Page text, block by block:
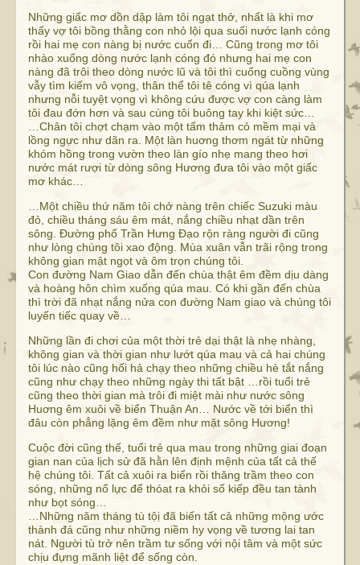
Những giấc mơ dồn dập làm tôi ngạt thở, nhất là khi mơ
thấy vợ tôi bồng thằng con nhỏ lội qua suối nước lạnh cóng
rồi hai mẹ con nàng bị nước cuốn đi… Cũng trong mơ tôi
nhào xuống dòng nước lạnh cóng đó nhưng hai mẹ con
nàng đã trôi theo dòng nước lũ và tôi thì cuống cuồng vùng
vẫy tìm kiếm vô vọng, thân thể tôi tê cóng vì qúa lạnh
nhưng nỗi tuyệt vọng vì không cứu được vợ con càng làm
tôi đau đớn hơn và sau cùng tôi buông tay khi kiệt sức…
…Chân tôi chợt chạm vào một tấm thảm cỏ mềm mại và
lồng ngực như dãn ra. Một làn huơng thơm ngát từ những
khóm hồng trong vườn theo làn gío nhẹ mang theo hơi
nước mát rượi từ dòng sông Hương đưa tôi vào một giấc
mơ khác…
…Một chiều thứ năm tôi chở nàng trên chiếc Suzuki màu
đỏ, chiều tháng sáu êm mát, nắng chiều nhạt dần trên
sông. Đường phố Trần Hưng Đạo rộn ràng người đi cũng
như lòng chúng tôi xao động. Mùa xuân vẫn trãi rộng trong
không gian mật ngọt và ôm trọn chúng tôi.
Con đường Nam Giao dẫn đến chùa thật êm đềm dịu dàng
và hoàng hôn chìm xuống qúa mau. Có khi gần đến chùa
thì trời đã nhạt nắng nửa con đường Nam giao và chúng tôi
luyến tiếc quay về…
Những lần đi chơi của một thời trẻ dại thật là nhẹ nhàng,
không gian và thời gian như lướt qúa mau và cả hai chúng
tôi lúc nào cũng hối hả chạy theo những chiều hè tắt nắng
cũng như chạy theo những ngày thi tất bật …rồi tuổi trẻ
cũng theo thời gian mà trôi đi miệt mài như nước sông
Huơng êm xuôi về biển Thuận An… Nước về tới biển thì
đâu còn phẳng lặng êm đềm như mặt sông Hương!
Cuộc đời cũng thế, tuổi trẻ qua mau trong những giai đoạn
gian nan của lịch sử đã hằn lên định mệnh của tất cả thế
hệ chúng tôi. Tất cả xuôi ra biển rồi thăng trầm theo con
sóng, những nổ lực để thóat ra khỏi số kiếp đều tan tành
như bọt sóng…
…Những năm tháng tù tộị đã biến tất cả những mộng ước
thành đá cũng như những niềm hy vọng về tương lai tan
nát. Người tù trở nên trầm tư sống với nội tâm và một sức
chịu đựng mãnh liệt để sống còn.